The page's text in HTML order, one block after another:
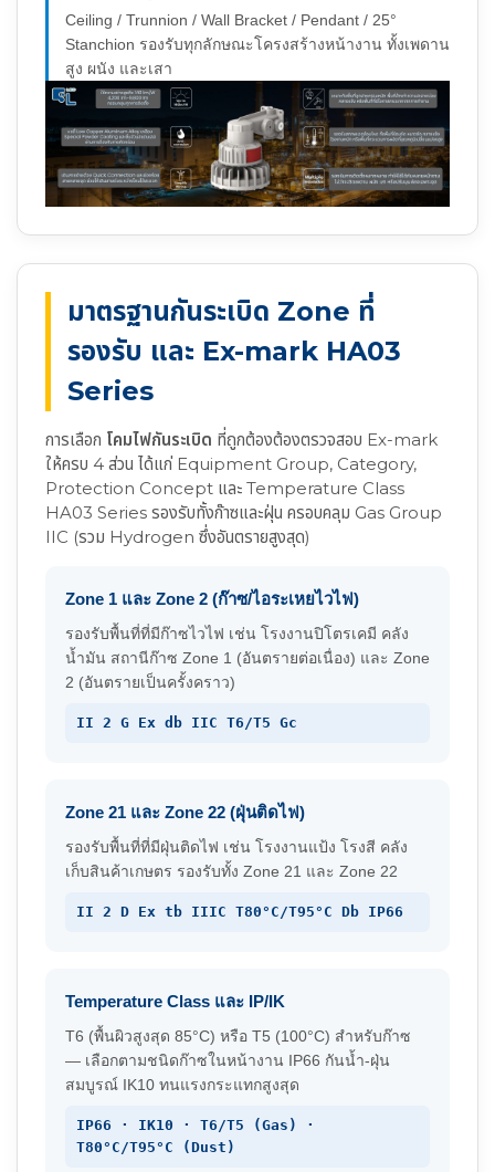
Ceiling / Trunnion / Wall Bracket / Pendant / 25°
Stanchion รองรับทุกลักษณะโครงสร้างหน้างาน ทั้งเพดาน
สูง ผนัง และเสา
มาตรฐานกันระเบิด Zone ที่
รองรับ และ Ex-mark HA03
Series
การเลือก โคมไฟกันระเบิด ที่ถูกต้องต้องตรวจสอบ Ex-mark
ให้ครบ 4 ส่วน ได้แก่ Equipment Group, Category,
Protection Concept และ Temperature Class
HA03 Series รองรับทั้งก๊าซและฝุ่น ครอบคลุม Gas Group
IIC (รวม Hydrogen ซึ่งอันตรายสูงสุด)
Zone 1 และ Zone 2 (ก๊าซ/ไอระเหยไวไฟ)
รองรับพื้นที่ที่มีก๊าซไวไฟ เช่น โรงงานปิโตรเคมี คลัง
น้ำมัน สถานีก๊าซ Zone 1 (อันตรายต่อเนื่อง) และ Zone
2 (อันตรายเป็นครั้งคราว)
II 2 G Ex db IIC T6/T5 Gc
Zone 21 และ Zone 22 (ฝุ่นติดไฟ)
รองรับพื้นที่ที่มีฝุ่นติดไฟ เช่น โรงงานแป้ง โรงสี คลัง
เก็บสินค้าเกษตร รองรับทั้ง Zone 21 และ Zone 22
II 2 D Ex tb IIIC T80°C/T95°C Db IP66
Temperature Class และ IP/IK
T6 (พื้นผิวสูงสุด 85°C) หรือ T5 (100°C) สำหรับก๊าซ
— เลือกตามชนิดก๊าซในหน้างาน IP66 กันน้ำ-ฝุ่น
สมบูรณ์ IK10 ทนแรงกระแทกสูงสุด
IP66 · IK10 · T6/T5 (Gas) ·
T80°C/T95°C (Dust)